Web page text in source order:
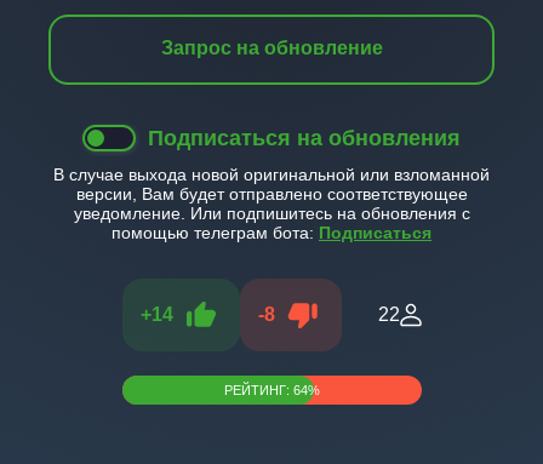
Запрос на обновление
Подписаться на обновления
В случае выхода новой оригинальной или взломанной
версии, Вам будет отправлено соответствующее
уведомление. Или подпишитесь на обновления с
помощью телеграм бота: Подписаться
+14 -8 22
РЕЙТИНГ: 64%